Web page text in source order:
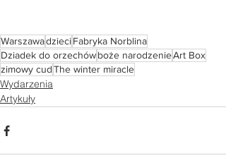
WarszawadzieciFabryka Norblina
Dziadek do orzechówboże narodzenieArt Box
zimowy cudThe winter miracle
Wydarzenia
Artykuły